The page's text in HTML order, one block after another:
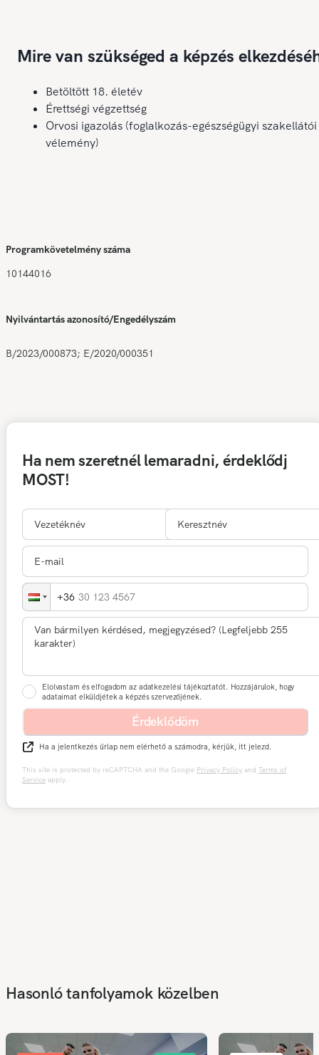
Mire van szükséged a képzés
Betöltött 18. életév
Érettségi végzettség
Orvosi igazolás (foglalkozás-egészségügyi szakellátói
vélemény)
Programkövetelmény száma
10144016
Nyilvántartás azonosító/Engedélyszám
B/2023/000873; E/2020/000351
Ha nem szeretnél lemaradni, érdeklődj
MOST!
30 123 4567
Elolvastam és elfogadom az adatkezelési tájékoztatót. Hozzájárulok, hogy
adataimat elküldjétek a képzés szervezőjének.
Érdeklődöm
Ha a jelentkezés űrlap nem elérhető a számodra, kérjük, itt jelezd.
This site is protected by reCAPTCHA and the Google Privacy Policy and Terms of
Service apply.
Hasonló tanfolyamok közelben